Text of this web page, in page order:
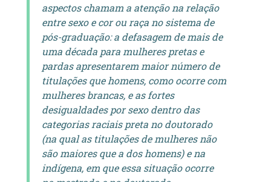
aspectos chamam a atenção na relação
entre sexo e cor ou raça no sistema de
pós-graduação: a defasagem de mais de
uma década para mulheres pretas e
pardas apresentarem maior número de
titulações que homens, como ocorre com
mulheres brancas, e as fortes
desigualdades por sexo dentro das
categorias raciais preta no doutorado
(na qual as titulações de mulheres não
são maiores que a dos homens) e na
indígena, em que essa situação ocorre